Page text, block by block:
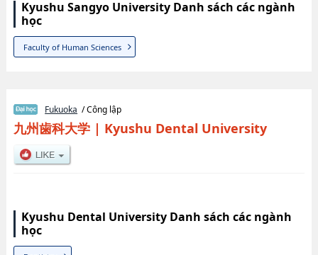
Kyushu Sangyo University Danh sách các ngành
học
Faculty of Human Sciences
Fukuoka / Công lập
九州歯科大学| Kyushu Dental University
Kyushu Dental University Danh sách các ngành
học